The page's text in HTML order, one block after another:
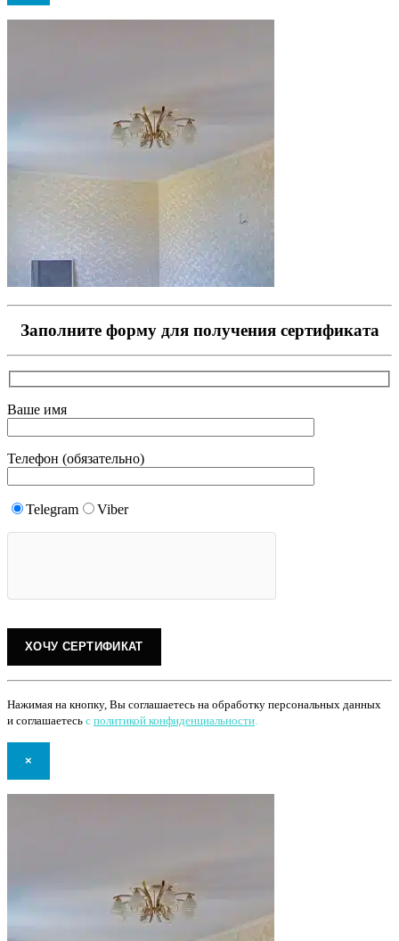
Заполните форму для получения сертификата
Ваше имя
Телефон (обязательно)
Telegram Viber
Нажимая на кнопку, Вы соглашаетесь на обработку персональных данных
и соглашаетесь с политикой конфиденциальности.
×